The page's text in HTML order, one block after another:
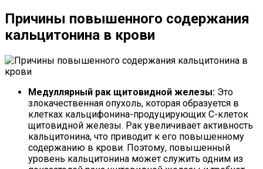
Причины повышенного содержания
кальцитонина в крови
Медуллярный рак щитовидной железы: Это
злокачественная опухоль, которая образуется в
клетках кальцифонина-продуцирующих C-клеток
щитовидной железы. Рак увеличивает активность
кальцитонина, что приводит к его повышенному
содержанию в крови. Поэтому, повышенный
уровень кальцитонина может служить одним из